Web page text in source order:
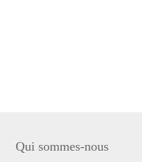
Qui sommes-nous